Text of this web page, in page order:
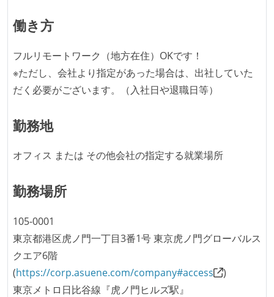
タスクの見積もりは、実装を担当するメンバーが中心
全体のスケジュール管理は、途中の成果を随時確認し
ながら、納期または盛り込む機能を柔軟に調整する形
で行う
コード品質向上のための取り組み
ーまたはペアプログラミングを実施している
観をメンバー全員が共有しており、日常的に実施して
何らかのコーディング規約をチーム全体で遵守するよ
うにしている
提出されたコードには自動的にリグレッションテスト
が実行される環境が構築されている
働き方
フルリモートワーク（地方在住）OKです！
※ただし、会社より指定があった場合は、出社していた
だく必要がございます。（入社日や退職日等）
勤務地
オフィス または その他会社の指定する就業場所
勤務場所
105-0001
東京都港区虎ノ門一丁目3番1号 東京虎ノ門グローバルス
クエア6階
(https://corp.asuene.com/company#access
)
東京メトロ日比谷線『虎ノ門ヒルズ駅』